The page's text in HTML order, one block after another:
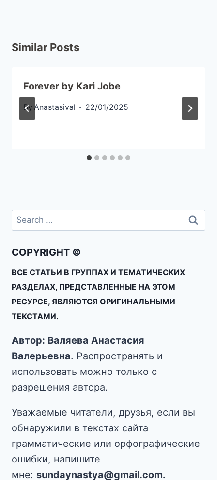
Similar Posts
Forever by Kari Jobe
By Anastasival 22/01/2025
COPYRIGHT ©
ВСЕ СТАТЬИ В ГРУППАХ И ТЕМАТИЧЕСКИХ
РАЗДЕЛАХ, ПРЕДСТАВЛЕННЫЕ НА ЭТОМ
РЕСУРСЕ, ЯВЛЯЮТСЯ ОРИГИНАЛЬНЫМИ
ТЕКСТАМИ.
Автор: Валяева Анастасия
Валерьевна. Распространять и
использовать можно только с
разрешения автора.
Уважаемые читатели, друзья, если вы
обнаружили в текстах сайта
грамматические или орфографические
ошибки, напишите
мне: sundaynastya@gmail.com.